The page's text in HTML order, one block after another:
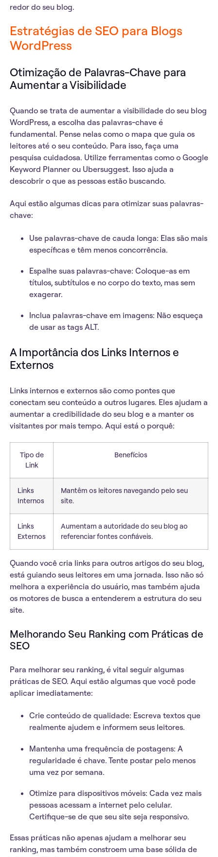
redor do seu blog.
Estratégias de SEO para Blogs
WordPress
Otimização de Palavras-Chave para
Aumentar a Visibilidade
Quando se trata de aumentar a visibilidade do seu blog
WordPress, a escolha das palavras-chave é
fundamental. Pense nelas como o mapa que guia os
leitores até o seu conteúdo. Para isso, faça uma
pesquisa cuidadosa. Utilize ferramentas como o Google
Keyword Planner ou Ubersuggest. Isso ajuda a
descobrir o que as pessoas estão buscando.
Aqui estão algumas dicas para otimizar suas palavras-
chave:
Use palavras-chave de cauda longa: Elas são mais
específicas e têm menos concorrência.
Espalhe suas palavras-chave: Coloque-as em
títulos, subtítulos e no corpo do texto, mas sem
exagerar.
Inclua palavras-chave em imagens: Não esqueça
de usar as tags ALT.
A Importância dos Links Internos e
Externos
Links internos e externos são como pontes que
conectam seu conteúdo a outros lugares. Eles ajudam a
aumentar a credibilidade do seu blog e a manter os
visitantes por mais tempo. Aqui está o porquê:
Tipo de
Link
Benefícios
Links
Internos
Mantêm os leitores navegando pelo seu
site.
Links
Externos
Aumentam a autoridade do seu blog ao
referenciar fontes confiáveis.
Quando você cria links para outros artigos do seu blog,
está guiando seus leitores em uma jornada. Isso não só
melhora a experiência do usuário, mas também ajuda
os motores de busca a entenderem a estrutura do seu
site.
Melhorando Seu Ranking com Práticas de
SEO
Para melhorar seu ranking, é vital seguir algumas
práticas de SEO. Aqui estão algumas que você pode
aplicar imediatamente:
Crie conteúdo de qualidade: Escreva textos que
realmente ajudem e informem seus leitores.
Mantenha uma frequência de postagens: A
regularidade é chave. Tente postar pelo menos
uma vez por semana.
Otimize para dispositivos móveis: Cada vez mais
pessoas acessam a internet pelo celular.
Certifique-se de que seu site seja responsivo.
Essas práticas não apenas ajudam a melhorar seu
ranking, mas também constroem uma base sólida de